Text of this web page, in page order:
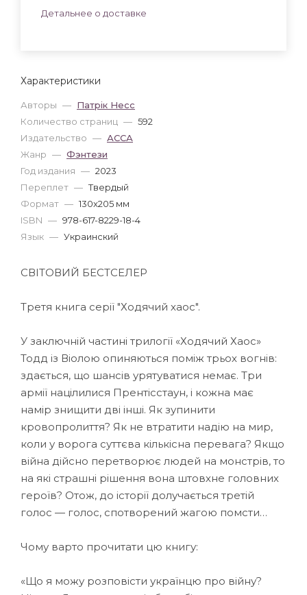
Характеристики
Авторы — Патрік Несс
Количество страниц — 592
Издательство — АССА
Жанр — Фэнтези
Год издания — 2023
Переплет — Твердый
Формат — 130x205 мм
ISBN — 978-617-8229-18-4
Язык — Украинский
Детальнее о доставке
СВІТОВИЙ БЕСТСЕЛЕР
Третя книга серії "Ходячий хаос".
У заключній частині трилогії «Ходячий Хаос»
Тодд із Віолою опиняються поміж трьох вогнів:
здається, що шансів урятуватися немає. Три
армії націлилися Прентісстаун, і кожна має
намір знищити дві інші. Як зупинити
кровопролиття? Як не втратити надію на мир,
коли у ворога суттєва кількісна перевага? Якщо
війна дійсно перетворює людей на монстрів, то
на які страшні рішення вона штовхне головних
героїв? Отож, до історії долучається третій
голос — голос, спотворений жагою помсти…
Чому варто прочитати цю книгу:
«Що я можу розповісти українцю про війну?